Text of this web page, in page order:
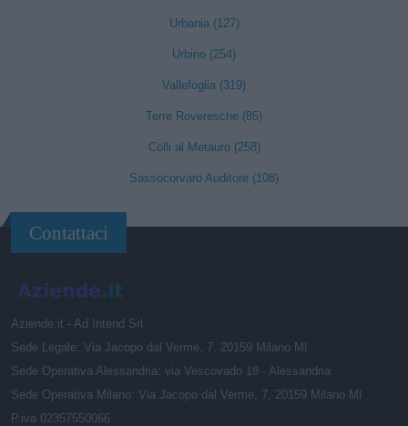
Urbania (127)
Urbino (254)
Vallefoglia (319)
Terre Roveresche (85)
Colli al Metauro (258)
Sassocorvaro Auditore (108)
Contattaci
Aziende.it - Ad Intend Srl
Sede Legale: Via Jacopo dal Verme, 7, 20159 Milano MI
Sede Operativa Alessandria: via Vescovado 18 - Alessandria
Sede Operativa Milano: Via Jacopo dal Verme, 7, 20159 Milano MI
P.iva 02357550066